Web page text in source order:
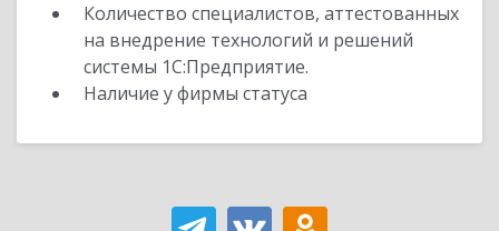
Количество специалистов, аттестованных
на внедрение технологий и решений
системы 1С:Предприятие.
Наличие у фирмы статуса